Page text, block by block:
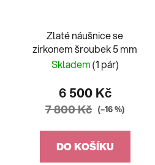
Zlaté náušnice se
zirkonem šroubek 5 mm
Skladem(1 pár)
6 500 Kč
7 800 Kč (–16 %)
DO KOŠÍKU